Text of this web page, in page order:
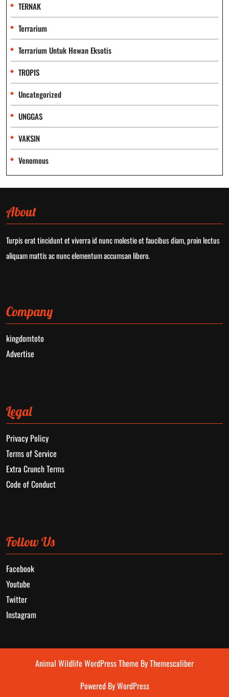
TERNAK
Terrarium
Terrarium Untuk Hewan Eksotis
TROPIS
Uncategorized
UNGGAS
VAKSIN
Venomous
About
Turpis erat tincidunt et viverra id nunc molestie et faucibus diam, proin lectus
aliquam mattis ac nunc elementum accumsan libero.
Company
kingdomtoto
Advertise
Legal
Privacy Policy
Terms of Service
Extra Crunch Terms
Code of Conduct
Follow Us
Facebook
Youtube
Twitter
Instagram
Animal Wildlife WordPress Theme By Themescaliber
Powered By WordPress